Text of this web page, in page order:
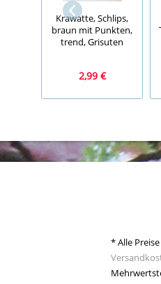
Krawatte, Schlips,
braun mit Punkten,
trend, Grisuten
2,99 €
* Alle